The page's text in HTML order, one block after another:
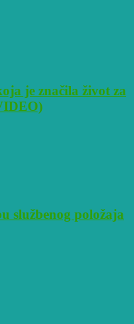
je značila život za
službenog položaja